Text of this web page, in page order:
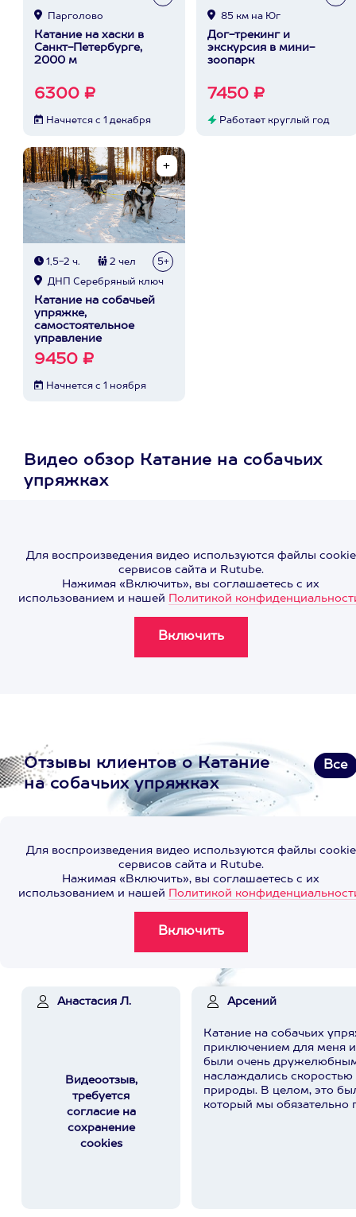
Парголово
Катание на хаски в
Санкт-Петербурге,
2000 м
6300 ₽
Начнется с 1 декабря
85 км на Юг
Дог-трекинг и
экскурсия в мини-
зоопарк
7450 ₽
Работает круглый год
1,5-2 ч. 2 чел 5+
ДНП Серебряный ключ
Катание на собачьей
упряжке,
самостоятельное
управление
9450 ₽
Начнется с 1 ноября
Видео обзор Катание на собачьих
упряжках
Для воспроизведения видео используются файлы cookie
сервисов сайта и Rutube.
Нажимая «Включить», вы соглашаетесь с их
использованием и нашей Политикой
Отзывы клиентов о Катание
на собачьих упряжках
Все
Для воспроизведения видео используются файлы cookie
сервисов сайта и Rutube.
Нажимая «Включить», вы соглашаетесь с их
использованием и нашей Политикой
Анастасия Л.
Видеоотзыв,
требуется
согласие на
сохранение
cookies
Арсений
Катание на собачьих
приключением для меня
были очень
наслаждались
природы. В целом, это
который мы обязательно